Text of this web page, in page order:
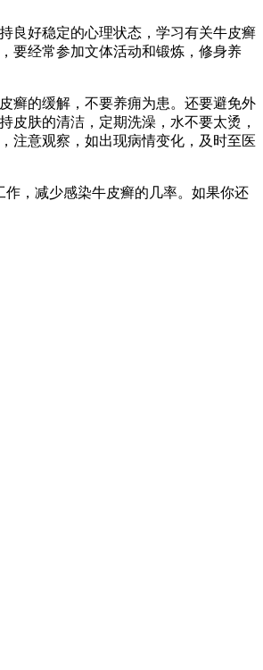
良好稳定的心理状态，学习有关牛皮癣
要经常参加文体活动和锻炼，修身养
癣的缓解，不要养痈为患。还要避免外
皮肤的清洁，定期洗澡，水不要太烫，
注意观察，如出现病情变化，及时至医
，减少感染牛皮癣的几率。如果你还